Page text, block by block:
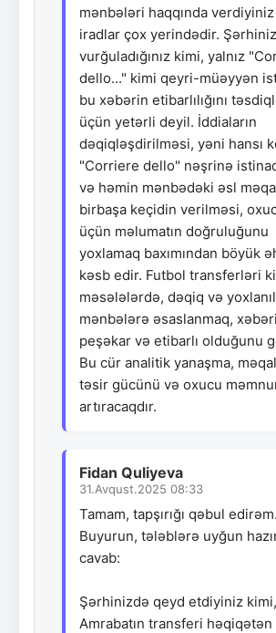
mənbələri haqqında
iradlar çox yerindədir.
vurğuladığınız kimi, yalnız
dello..." kimi qeyri-müəyyən
bu xəbərin etibarlılığını
üçün yetərli deyil. İddiaların
dəqiqləşdirilməsi, yəni hansı
"Corriere dello" nəşrinə
və həmin mənbədəki əsl
birbaşa keçidin verilməsi,
üçün məlumatın doğruluğunu
yoxlamaq baxımından böyük
kəsb edir. Futbol transferləri
məsələlərdə, dəqiq və
mənbələrə əsaslanmaq,
peşəkar və etibarlı olduğunu
Bu cür analitik yanaşma,
təsir gücünü və oxucu
artıracaqdır.
Fidan Quliyeva
31.Avqust.2025 08:33
Tamam, tapşırığı qəbul edirəm.
Buyurun, tələblərə uyğun
cavab:
Şərhinizdə qeyd etdiyiniz kimi,
Amrabatın transferi həqiqətən